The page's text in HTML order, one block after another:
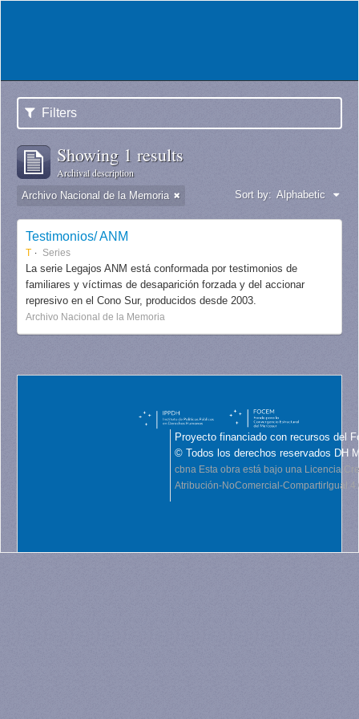
Filters
Showing 1 results
Archival description
Archivo Nacional de la Memoria Sort by: Alphabetic
Testimonios/ ANM
T Series
La serie Legajos ANM está conformada por testimonios de
familiares y víctimas de desaparición forzada y del accionar
represivo en el Cono Sur, producidos desde 2003.
Archivo Nacional de la Memoria
Proyecto financiado con recursos del
© Todos los derechos reservados DH
cbna Esta obra está bajo una Licencia
Atribución-NoComercial-CompartirIgual